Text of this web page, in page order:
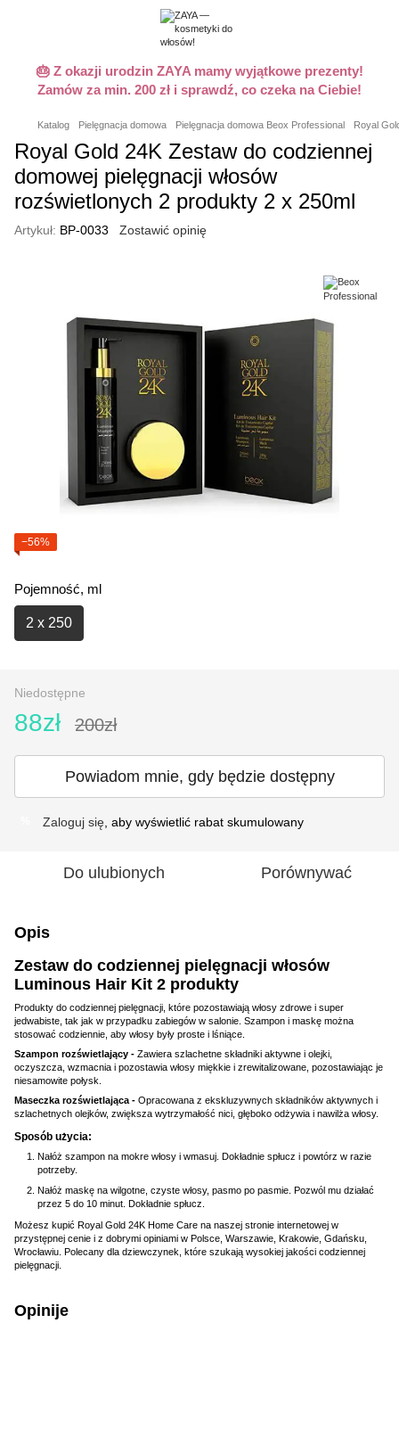
🎂 Z okazji urodzin ZAYA mamy wyjątkowe prezenty!
Zamów za min. 200 zł i sprawdź, co czeka na Ciebie!
Katalog Pielęgnacja domowa Pielęgnacja domowa Beox Professional Royal
Royal Gold 24K Zestaw do codziennej
domowej pielęgnacji włosów
rozświetlonych 2 produkty 2 x 250ml
Artykuł: BP-0033 Zostawić opinię
−56%
Pojemność, ml
2 x 250
Niedostępne
88zł 200zł
Powiadom mnie, gdy będzie dostępny
Zaloguj się , aby wyświetlić rabat skumulowany
Do ulubionych Porównywać
Opis
Zestaw do codziennej pielęgnacji włosów
Luminous Hair Kit 2 produkty
Produkty do codziennej pielęgnacji, które pozostawiają włosy zdrowe i super
jedwabiste, tak jak w przypadku zabiegów w salonie. Szampon i maskę można
stosować codziennie, aby włosy były proste i lśniące.
Szampon rozświetlający - Zawiera szlachetne składniki aktywne i olejki,
oczyszcza, wzmacnia i pozostawia włosy miękkie i zrewitalizowane, pozostawiając je
niesamowite połysk.
Maseczka rozświetlająca - Opracowana z ekskluzywnych składników aktywnych i
szlachetnych olejków, zwiększa wytrzymałość nici, głęboko odżywia i nawilża włosy.
Sposób użycia:
Nałóż szampon na mokre włosy i wmasuj. Dokładnie spłucz i powtórz w razie
potrzeby.
Nałóż maskę na wilgotne, czyste włosy, pasmo po pasmie. Pozwól mu działać
przez 5 do 10 minut. Dokładnie spłucz.
Możesz kupić Royal Gold 24K Home Care na naszej stronie internetowej w
przystępnej cenie i z dobrymi opiniami w Polsce, Warszawie, Krakowie, Gdańsku,
Wrocławiu. Polecany dla dziewczynek, które szukają wysokiej jakości codziennej
pielęgnacji.
Opinije